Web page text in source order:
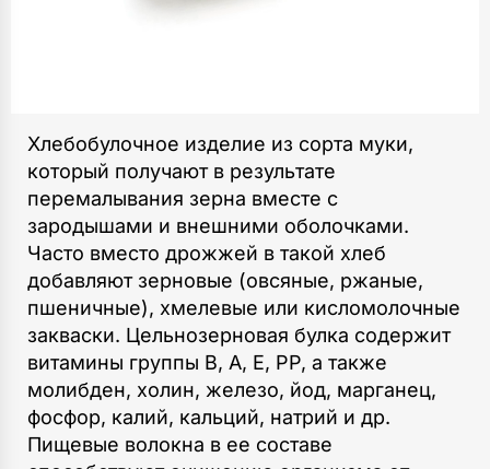
Хлебобулочное изделие из сорта муки,
который получают в результате
перемалывания зерна вместе с
зародышами и внешними оболочками.
Часто вместо дрожжей в такой хлеб
добавляют зерновые (овсяные, ржаные,
пшеничные), хмелевые или кисломолочные
закваски. Цельнозерновая булка содержит
витамины группы В, А, Е, РР, а также
молибден, холин, железо, йод, марганец,
фосфор, калий, кальций, натрий и др.
Пищевые волокна в ее составе